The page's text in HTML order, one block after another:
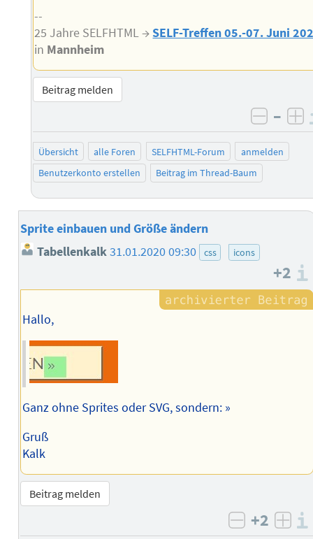
--
25 Jahre SELFHTML →SELF-Treffen 05.-07. Juni
in Mannheim
Beitrag melden
–
Übersicht alle Foren SELFHTML-Forum
anmelden
Benutzerkonto erstellen
Beitrag im Thread-Baum
Sprite einbauen und Größe ändern
Tabellenkalk31.01.2020 09:30 css icons
+2
Hallo,
Ganz ohne Sprites oder SVG, sondern: »
Gruß
Kalk
Beitrag melden
negativ
+2